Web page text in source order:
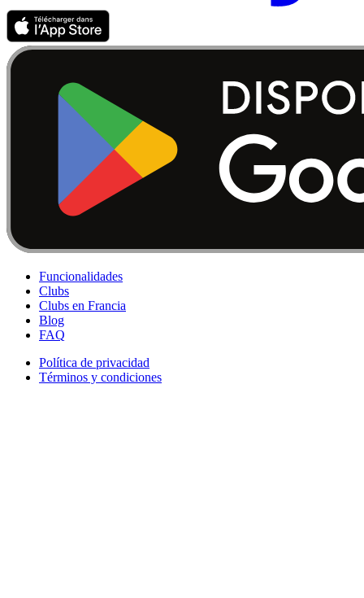
Funcionalidades
Clubs
Clubs en Francia
Blog
FAQ
Política de privacidad
Términos y condiciones